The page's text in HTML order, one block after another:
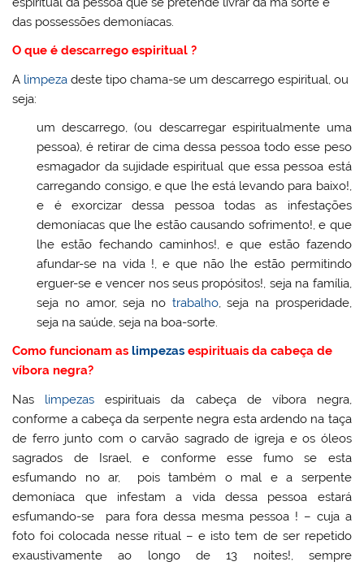
das possessões demoníacas.
O que é descarrego espiritual ?
A limpeza deste tipo chama-se um descarrego espiritual, ou
seja:
um descarrego, (ou descarregar espiritualmente uma
pessoa), é retirar de cima dessa pessoa todo esse peso
esmagador da sujidade espiritual que essa pessoa está
carregando consigo, e que lhe está levando para baixo!,
e é exorcizar dessa pessoa todas as infestações
demoníacas que lhe estão causando sofrimento!, e que
lhe estão fechando caminhos!, e que estão fazendo
afundar-se na vida !, e que não lhe estão permitindo
erguer-se e vencer nos seus propósitos!, seja na família,
seja no amor, seja no trabalho, seja na prosperidade,
seja na saúde, seja na boa-sorte.
Como funcionam aslimpezas espirituais da cabeça de
víbora negra?
Nas limpezas espirituais da cabeça de víbora negra,
conforme a cabeça da serpente negra esta ardendo na taça
de ferro junto com o carvão sagrado de igreja e os óleos
sagrados de Israel, e conforme esse fumo se esta
esfumando no ar, pois também o mal e a serpente
demoníaca que infestam a vida dessa pessoa estará
esfumando-se para fora dessa mesma pessoa ! – cuja a
foto foi colocada nesse ritual – e isto tem de ser repetido
exaustivamente ao longo de 13 noites!, sempre